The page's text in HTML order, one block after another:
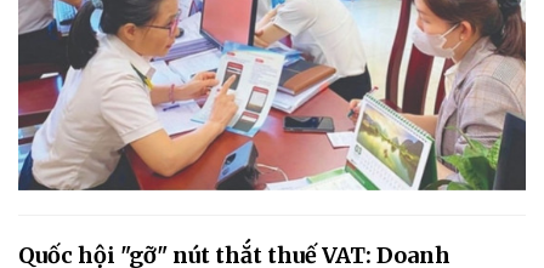
Quốc hội "gỡ" nút thắt thuế VAT: Doanh